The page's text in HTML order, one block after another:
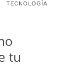
TECNOLOGÍA
tu